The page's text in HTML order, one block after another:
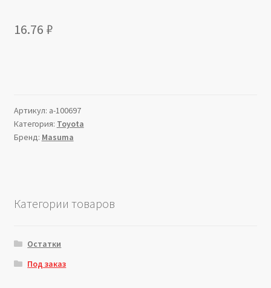
16.76 ₽
Артикул: a-100697
Категория: Toyota
Бренд: Masuma
Категории товаров
Остатки
Под заказ